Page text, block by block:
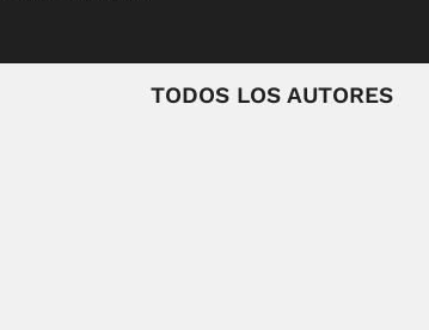
TODOS LOS AUTORES